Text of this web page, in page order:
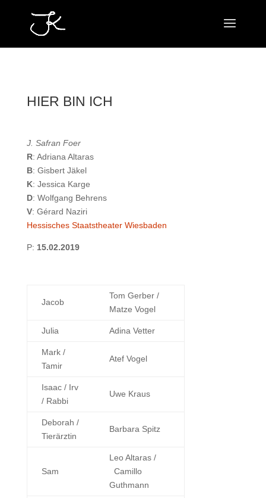
HIER BIN ICH
J. Safran Foer
R: Adriana Altaras
B: Gisbert Jäkel
K: Jessica Karge
D: Wolfgang Behrens
V: Gérard Naziri
Hessisches Staatstheater Wiesbaden
P: 15.02.2019
Jacob
Tom Gerber /
Matze Vogel
Julia Adina Vetter
Mark /
Tamir
Atef Vogel
Isaac / Irv
/ Rabbi
Uwe Kraus
Deborah /
Tierärztin
Barbara Spitz
Sam
Leo Altaras /
Camillo
Guthmann